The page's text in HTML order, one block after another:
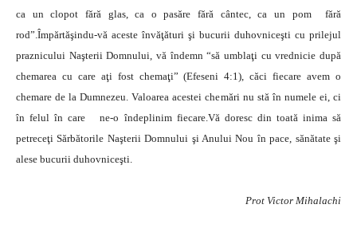
ca un clopot fără glas, ca o pasăre fără cântec, ca un pom fără
rod”.Împărtăşindu-vă aceste învăţături şi bucurii duhovniceşti cu prilejul
praznicului Naşterii Domnului, vă îndemn “să umblaţi cu vrednicie după
chemarea cu care aţi fost chemaţi” (Efeseni 4:1), căci fiecare avem o
chemare de la Dumnezeu. Valoarea acestei chemări nu stă în numele ei, ci
în felul în care ne-o îndeplinim fiecare.Vă doresc din toată inima să
petreceţi Sărbătorile Naşterii Domnului şi Anului Nou în pace, sănătate şi
alese bucurii duhovniceşti.
Prot Victor Mihalachi